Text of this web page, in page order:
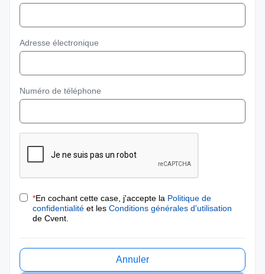
Adresse électronique
Numéro de téléphone
*En cochant cette case, j'accepte la Politique de
confidentialité et les Conditions générales d'utilisation
de Cvent.
Annuler